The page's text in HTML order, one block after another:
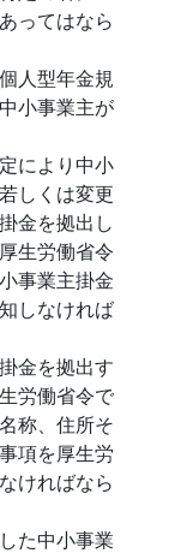
ってはなら
人型年金規
小事業主が
により中小
しくは変更
金を拠出し
生労働省令
事業主掛金
しなければ
金を拠出す
労働省令で
称、住所そ
項を厚生労
ければなら
た中小事業